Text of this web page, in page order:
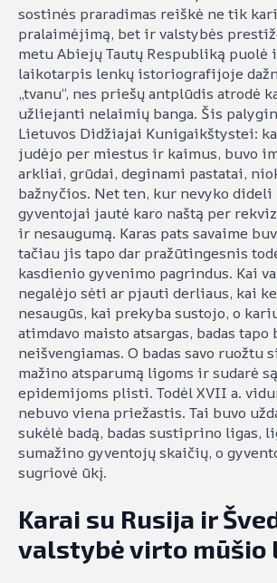
sostinės praradimas reiškė ne tik
pralaimėjimą, bet ir valstybės
metu Abiejų Tautų Respubliką puolė
laikotarpis lenkų istoriografijoje
„tvanu“, nes priešų antplūdis atrodė
užliejanti nelaimių banga. Šis
Lietuvos Didžiajai Kunigaikštystei:
judėjo per miestus ir kaimus, buvo
arkliai, grūdai, deginami pastatai,
bažnyčios. Net ten, kur nevyko dideli
gyventojai jautė karo naštą per
ir nesaugumą. Karas pats savaime
tačiau jis tapo dar pražūtingesnis
kasdienio gyvenimo pagrindus. Kai
negalėjo sėti ar pjauti derliaus, kai
nesaugūs, kai prekyba sustojo, o
atimdavo maisto atsargas, badas tapo
neišvengiamas. O badas savo ruožtu
mažino atsparumą ligoms ir sudarė
epidemijoms plisti. Todėl XVII a.
nebuvo viena priežastis. Tai buvo
sukėlė badą, badas sustiprino ligas,
sumažino gyventojų skaičių, o
sugriovė ūkį.
Karai su Rusija ir
valstybė virto mūšio